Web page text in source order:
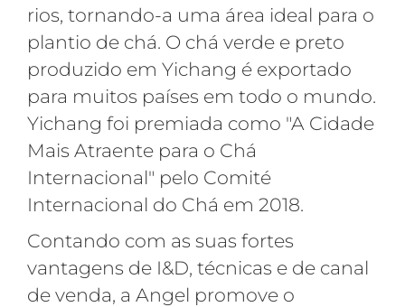
rios, tornando-a uma área ideal para o
plantio de chá. O chá verde e preto
produzido em Yichang é exportado
para muitos países em todo o mundo.
Yichang foi premiada como "A Cidade
Mais Atraente para o Chá
Internacional" pelo Comité
Internacional do Chá em 2018.
Contando com as suas fortes
vantagens de I&D, técnicas e de canal
de venda, a Angel promove o